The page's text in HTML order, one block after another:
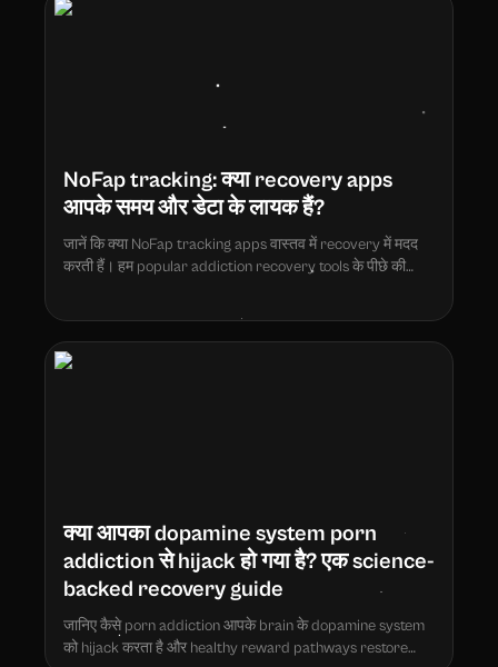
NoFap tracking: क्या recovery apps
आपके समय और डेटा के लायक हैं?
जानें कि क्या NoFap tracking apps वास्तव में recovery में मदद
करती हैं। हम popular addiction recovery tools के पीछे की
क्या आपका dopamine system porn
addiction से hijack हो गया है? एक science-
backed recovery guide
जानिए कैसे porn addiction आपके brain के dopamine system
को hijack करता है और healthy reward pathways restore